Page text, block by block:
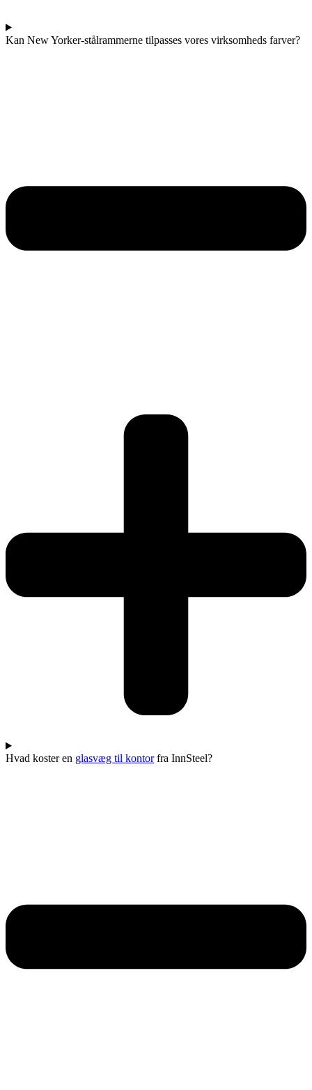
Kan New Yorker-stålrammerne tilpasses vores virksomheds farver?
Hvad koster en glasvæg til kontorfra InnSteel?